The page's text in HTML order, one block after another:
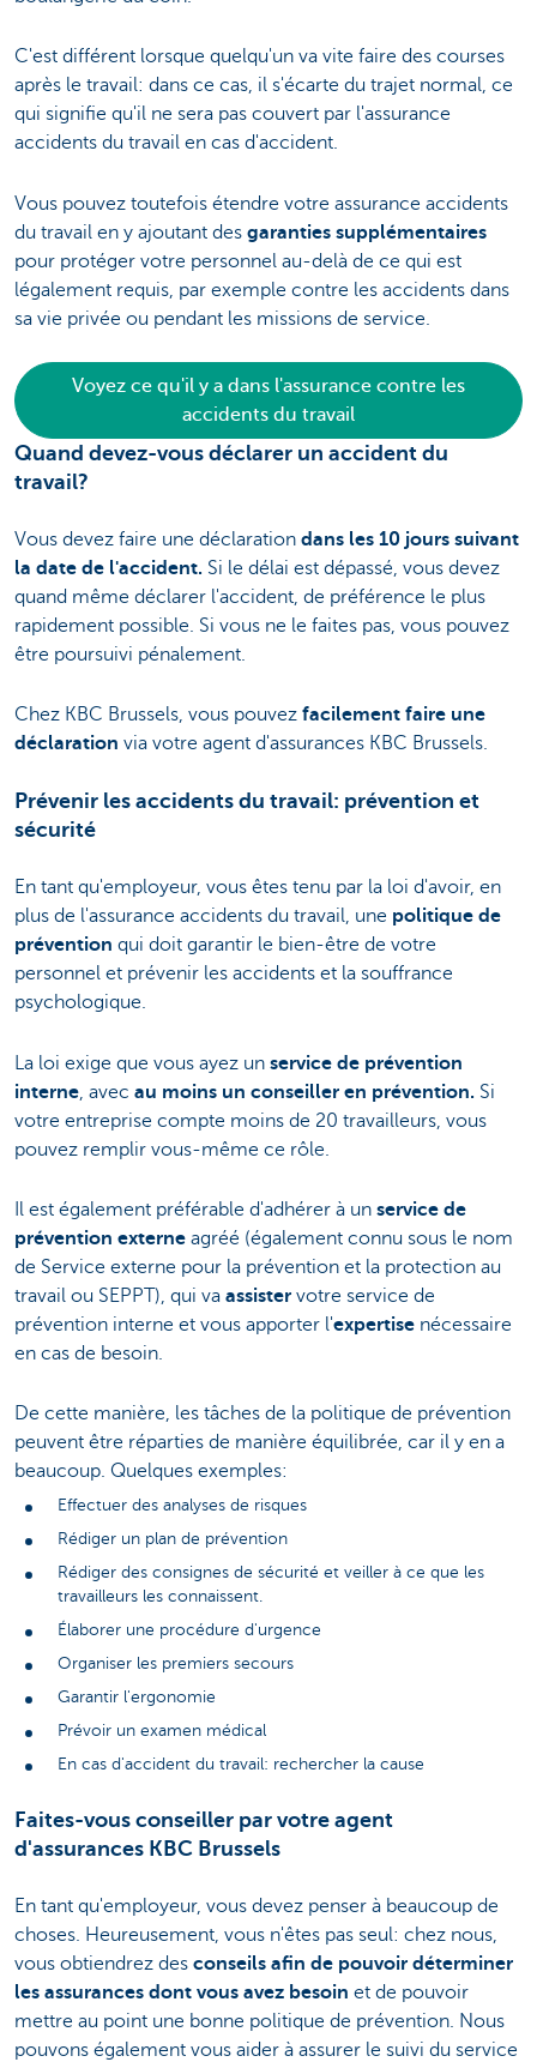
C'est différent lorsque quelqu'un va vite faire des courses
après le travail: dans ce cas, il s'écarte du trajet normal, ce
qui signifie qu'il ne sera pas couvert par l'assurance
accidents du travail en cas d'accident.
Vous pouvez toutefois étendre votre assurance accidents
du travail en y ajoutant des garanties supplémentaires
pour protéger votre personnel au-delà de ce qui est
légalement requis, par exemple contre les accidents dans
sa vie privée ou pendant les missions de service.
Voyez ce qu'il y a dans l'assurance contre les
accidents du travail
Quand devez-vous déclarer un accident du
travail?
Vous devez faire une déclaration dans les 10 jours suivant
la date de l'accident. Si le délai est dépassé, vous devez
quand même déclarer l'accident, de préférence le plus
rapidement possible. Si vous ne le faites pas, vous pouvez
être poursuivi pénalement.
Chez KBC Brussels, vous pouvez facilement faire une
déclaration via votre agent d'assurances KBC Brussels.
Prévenir les accidents du travail: prévention et
sécurité
En tant qu'employeur, vous êtes tenu par la loi d'avoir, en
plus de l'assurance accidents du travail, une politique de
prévention qui doit garantir le bien-être de votre
personnel et prévenir les accidents et la souffrance
psychologique.
La loi exige que vous ayez un service de prévention
interne, avec au moins un conseiller en prévention. Si
votre entreprise compte moins de 20 travailleurs, vous
pouvez remplir vous-même ce rôle.
Il est également préférable d'adhérer à un service de
prévention externe agréé (également connu sous le nom
de Service externe pour la prévention et la protection au
travail ou SEPPT), qui va assister votre service de
prévention interne et vous apporter l'expertise nécessaire
en cas de besoin.
De cette manière, les tâches de la politique de prévention
peuvent être réparties de manière équilibrée, car il y en a
beaucoup. Quelques exemples:
Effectuer des analyses de risques
Rédiger un plan de prévention
Rédiger des consignes de sécurité et veiller à ce que les
travailleurs les connaissent.
Élaborer une procédure d'urgence
Organiser les premiers secours
Garantir l'ergonomie
Prévoir un examen médical
En cas d'accident du travail: rechercher la cause
Faites-vous conseiller par votre agent
d'assurances KBC Brussels
En tant qu'employeur, vous devez penser à beaucoup de
choses. Heureusement, vous n'êtes pas seul: chez nous,
vous obtiendrez des conseils afin de pouvoir déterminer
les assurances dont vous avez besoin et de pouvoir
mettre au point une bonne politique de prévention. Nous
pouvons également vous aider à assurer le suivi du service